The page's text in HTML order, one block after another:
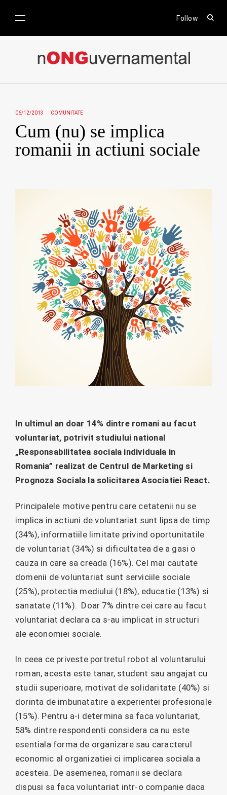
Follow
open
form
nONGuvernamental
06/12/2013 COMUNITATE
Cum (nu) se implica
romanii in actiuni sociale
In ultimul an doar 14% dintre romani au facut
voluntariat, potrivit studiului national
„Responsabilitatea sociala individuala in
Romania” realizat de Centrul de Marketing si
Prognoza Sociala la solicitarea Asociatiei React.
Principalele motive pentru care cetatenii nu se
implica in actiuni de voluntariat sunt lipsa de timp
(34%), informatiile limitate privind oportunitatile
de voluntariat (34%) si dificultatea de a gasi o
cauza in care sa creada (16%). Cel mai cautate
domenii de voluntariat sunt serviciile sociale
(25%), protectia mediului (18%), educatie (13%) si
sanatate (11%). Doar 7% dintre cei care au facut
voluntariat declara ca s-au implicat in structuri
ale economiei sociale.
In ceea ce priveste portretul robot al voluntarului
roman, acesta este tanar, student sau angajat cu
studii superioare, motivat de solidaritate (40%) si
dorinta de imbunatatire a experientei profesionale
(15%). Pentru a-i determina sa faca voluntariat,
58% dintre respondenti considera ca nu este
esentiala forma de organizare sau caracterul
economic al organizatiei ci implicarea sociala a
acesteia. De asemenea, romanii se declara
dispusi sa faca voluntariat intr-o companie daca